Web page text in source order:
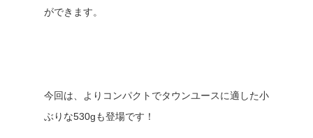
ができます。
今回は、よりコンパクトでタウンユースに適した小
ぶりな530gも登場です！